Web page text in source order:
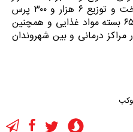
۵۰۰ لیتر مواد ضدعفونی کننده، پخت و توزیع ۶ هزار و ۳۰۰ پرس
غذا گرم، تهیه و توزیع ۱۲ هزار و ۶۵۰ بسته مواد غذایی و همچنین
مراکز درمانی و بین شهروندان